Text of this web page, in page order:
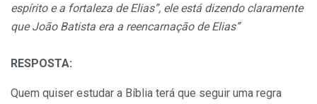
espírito e a fortaleza de Elias”, ele está dizendo claramente
que João Batista era a reencarnação de Elias”
RESPOSTA:
Quem quiser estudar a Bíblia terá que seguir uma regra